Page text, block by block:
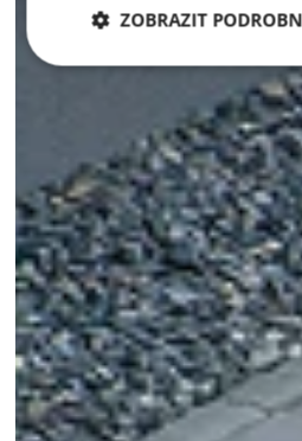
ZOBRAZIT
Nezbytně
Nezbytně nutné soubory
Marketing
Nezbytně nutné soubory cookie
funkce webových stránek, jako
uživatele a správa účtu. Webové
nezbytně nutných souborů